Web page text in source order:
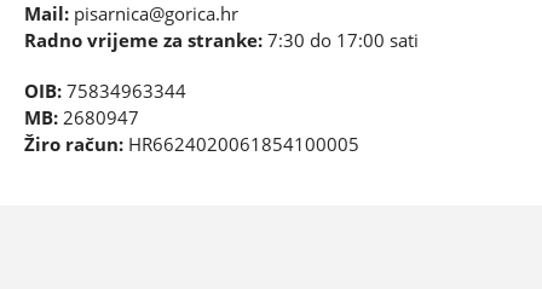
Mail: pisarnica@gorica.hr
Radno vrijeme za stranke: 7:30 do 17:00 sati
OIB: 75834963344
MB: 2680947
Žiro račun: HR6624020061854100005